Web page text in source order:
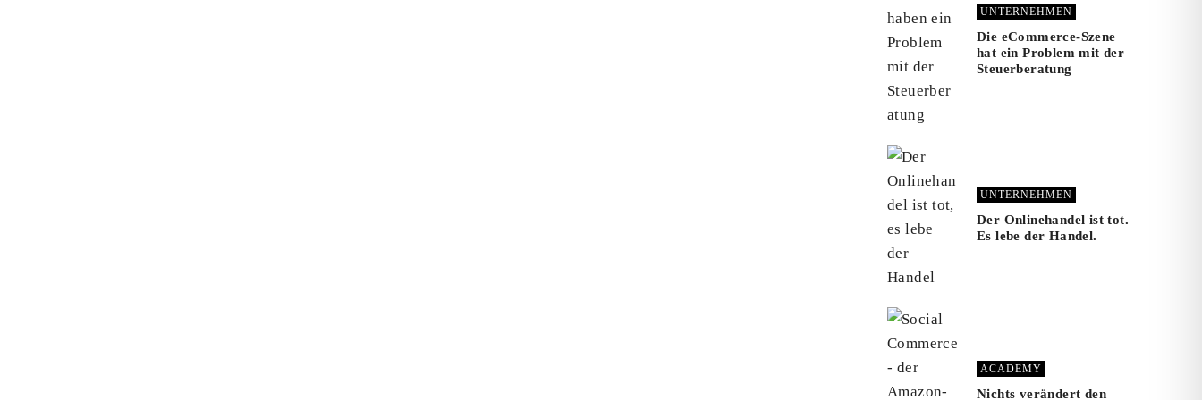
UNTERNEHMEN
Die eCommerce-Szene
hat ein Problem mit der
Steuerberatung
UNTERNEHMEN
Der Onlinehandel ist tot.
Es lebe der Handel.
ACADEMY
Nichts verändert den